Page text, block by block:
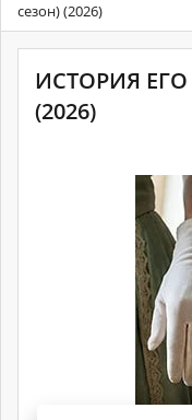
сезон) (2026)
ИСТОРИЯ
(2026)